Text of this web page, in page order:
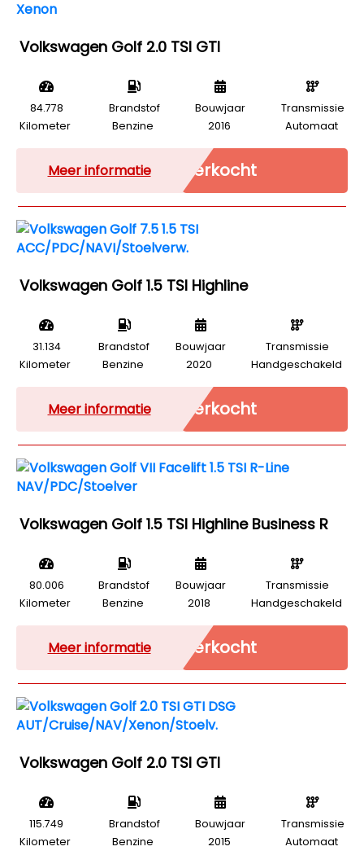
Volkswagen Golf 2.0 TSI GTI
84.778
Kilometer
Brandstof
Benzine
Bouwjaar
2016
Transmissie
Automaat
Meer informatie Verkocht
Volkswagen Golf 1.5 TSI Highline
31.134
Kilometer
Brandstof
Benzine
Bouwjaar
2020
Transmissie
Handgeschakeld
Meer informatie Verkocht
Volkswagen Golf 1.5 TSI Highline Business R
80.006
Kilometer
Brandstof
Benzine
Bouwjaar
2018
Transmissie
Handgeschakeld
Meer informatie Verkocht
Volkswagen Golf 2.0 TSI GTI
115.749
Kilometer
Brandstof
Benzine
Bouwjaar
2015
Transmissie
Automaat